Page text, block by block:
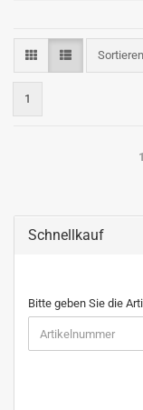
1
1
Schnellkauf
Bitte geben Sie die